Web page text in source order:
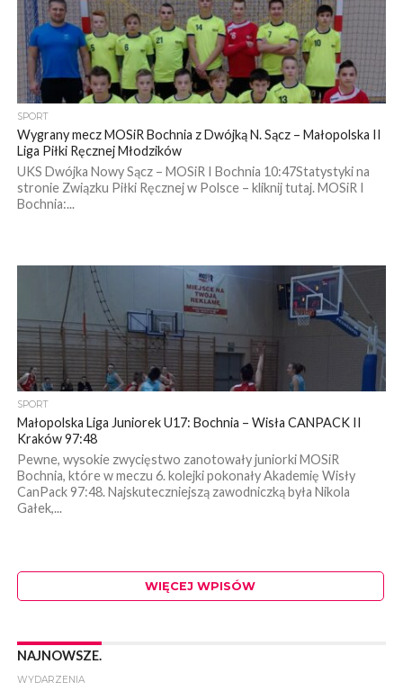
SPORT
Wygrany mecz MOSiR Bochnia z Dwójką N. Sącz – Małopolska II
Liga Piłki Ręcznej Młodzików
UKS Dwójka Nowy Sącz – MOSiR I Bochnia 10:47Statystyki na
stronie Związku Piłki Ręcznej w Polsce – kliknij tutaj. MOSiR I
Bochnia:...
SPORT
Małopolska Liga Juniorek U17: Bochnia – Wisła CANPACK II
Kraków 97:48
Pewne, wysokie zwycięstwo zanotowały juniorki MOSiR
Bochnia, które w meczu 6. kolejki pokonały Akademię Wisły
CanPack 97:48. Najskuteczniejszą zawodniczką była Nikola
Gałek,...
WIĘCEJ WPISÓW
NAJNOWSZE.
WYDARZENIA